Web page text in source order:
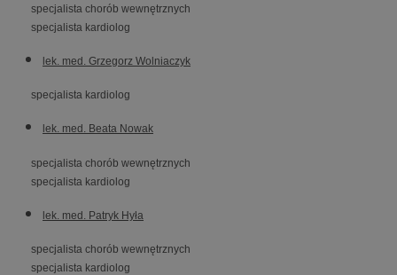
specjalista chorób wewnętrznych
specjalista kardiolog
lek. med. Grzegorz Wolniaczyk
specjalista kardiolog
lek. med. Beata Nowak
specjalista chorób wewnętrznych
specjalista kardiolog
lek. med. Patryk Hyła
specjalista chorób wewnętrznych
specjalista kardiolog